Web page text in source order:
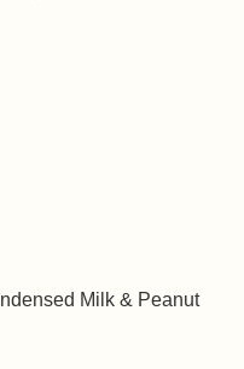
Milk & Peanut